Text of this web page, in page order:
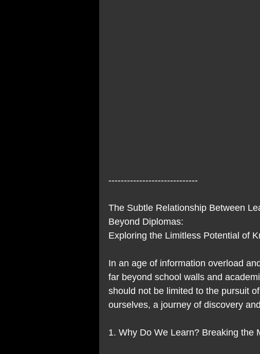
-----------------------------
The Subtle Relationship Between
Beyond Diplomas:
Exploring the Limitless Potential of
In an age of information overload
far beyond school walls and
should not be limited to the pursuit
ourselves, a journey of discovery
1. Why Do We Learn? Breaking the